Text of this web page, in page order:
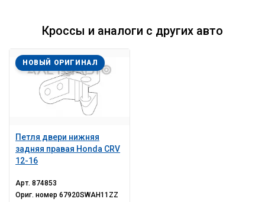
Кроссы и аналоги с других авто
Петля двери нижняя
задняя правая Honda CRV
12-16
НОВЫЙ ОРИГИНАЛ
Арт.874853
Ориг. номер67920SWAH11ZZ